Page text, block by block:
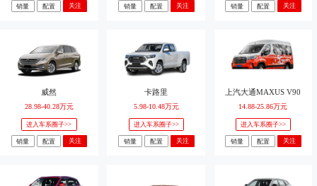
销量 配置 关注 销量 配置 关注 销量 配置 关注
威然
28.98-40.28万元
进入车系圈子>>
销量 配置 关注
卡路里
5.98-10.48万元
进入车系圈子>>
销量 配置 关注
上汽大通MAXUS V90
14.88-25.86万元
进入车系圈子>>
销量 配置 关注